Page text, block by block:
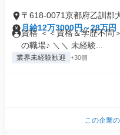
〒618-0071京都府乙訓郡
月給12万3000円～28万円
資格 ＜＜資格＆学歴不問
の職場♪ ＼＼ 未経験...
業界未経験歓迎 +30個
この企業